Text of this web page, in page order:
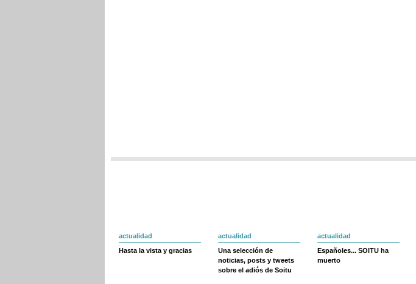
actualidad
Hasta la vista y gracias
actualidad
Una selección de
noticias, posts y tweets
sobre el adiós de Soitu
actualidad
Españoles... SOITU ha
muerto